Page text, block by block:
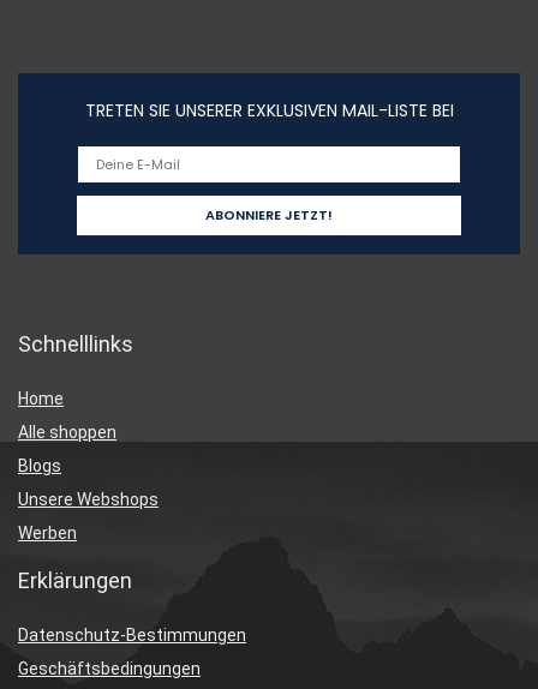
TRETEN SIE UNSERER EXKLUSIVEN MAIL-LISTE BEI
Schnelllinks
Home
Alle shoppen
Blogs
Unsere Webshops
Werben
Erklärungen
Datenschutz-Bestimmungen
Geschäftsbedingungen